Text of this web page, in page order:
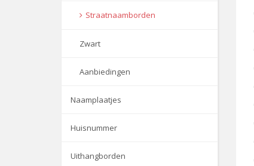
Straatnaamborden
Zwart
Aanbiedingen
Naamplaatjes
Huisnummer
Uithangborden